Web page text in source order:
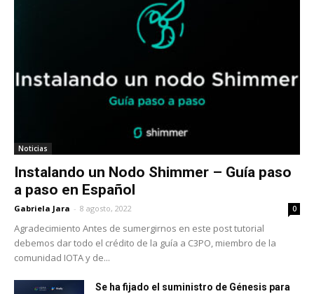
Noticias
Instalando un Nodo Shimmer – Guía paso
a paso en Español
Gabriela Jara - 8 agosto, 2022 0
Agradecimiento Antes de sumergirnos en este post tutorial
debemos dar todo el crédito de la guía a C3PO, miembro de la
comunidad IOTA y de...
Se ha fijado el suministro de Génesis para